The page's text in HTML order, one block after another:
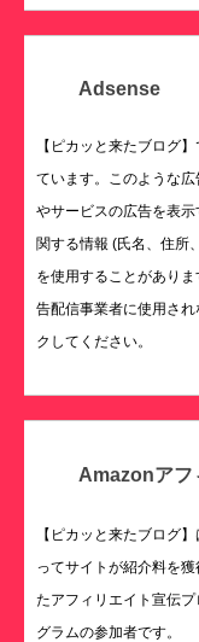
Adsense
【ピカッと来たブログ
ています。このような
やサービスの広告を表
関する情報 (氏名、住所
を使用することがあり
告配信事業者に使用され
クしてください。
Amazonアフ
【ピカッと来たブログ
ってサイトが紹介料を
たアフィリエイト宣伝
グラムの参加者です。